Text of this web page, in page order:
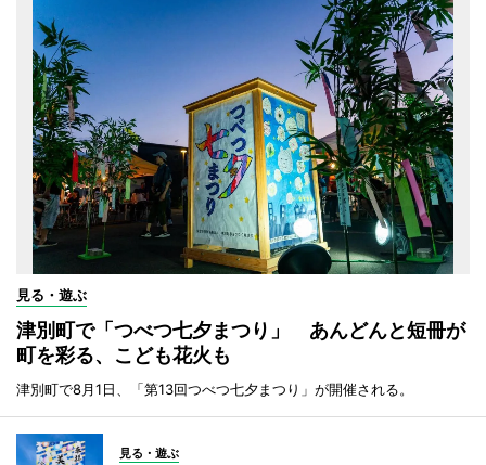
見る・遊ぶ
津別町で「つべつ七夕まつり」 あんどんと短冊が
町を彩る、こども花火も
津別町で8月1日、「第13回つべつ七夕まつり」が開催される。
見る・遊ぶ